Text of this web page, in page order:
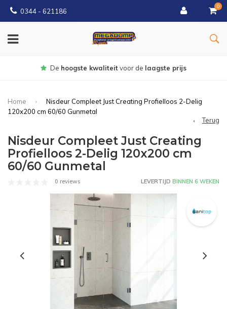
0344 - 621186
0
Gratisbezorgd vanaf € 150
Home
Nisdeur Compleet Just Creating Profielloos 2-Delig
120x200 cm 60/60 Gunmetal
Terug
Nisdeur Compleet Just Creating
Profielloos 2-Delig 120x200 cm
60/60 Gunmetal
0 reviews LEVERTIJD BINNEN 6 WEKEN